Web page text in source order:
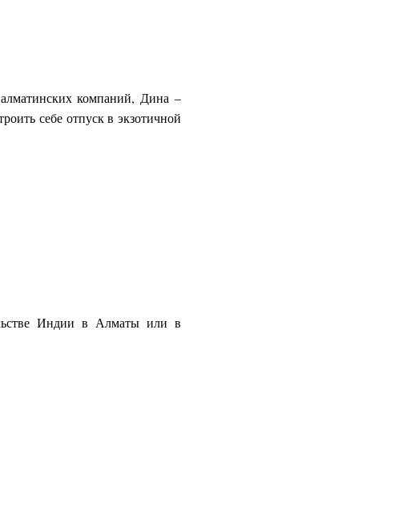
компаний, Дина –
себе отпуск в экзотичной
Индии в Алматы или в